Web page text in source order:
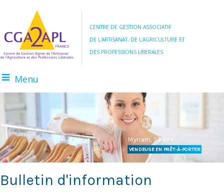
CENTRE DE GESTION ASSOCIATIF
DE L'ARTISANAT, DE L'AGRICULTURE ET
DES PROFESSIONS LIBERALES
Menu
Myriam, 33 ans
VENDEUSE EN PRÊT-À-PORTER
AGRICULTEUR
BOULANGER
Bulletin d'information